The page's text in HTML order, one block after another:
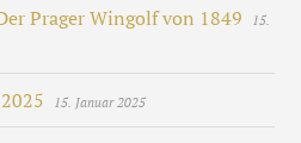
Prager Wingolf von 1849
15.
15. Januar 2025